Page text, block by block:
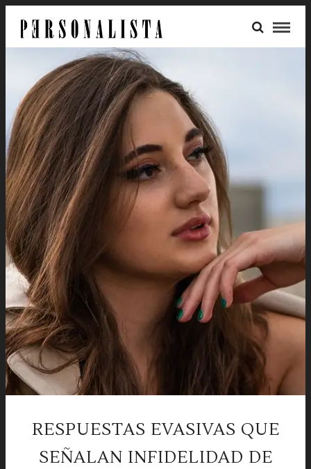
RESPUESTAS EVASIVAS QUE
SEÑALAN INFIDELIDAD DE